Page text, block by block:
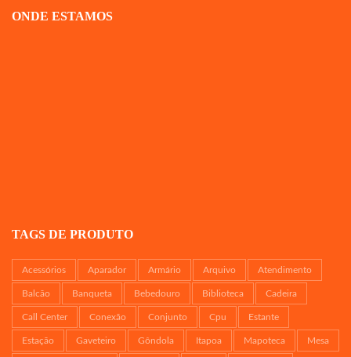
ONDE ESTAMOS
TAGS DE PRODUTO
Acessórios Aparador Armário Arquivo Atendimento
Balcão Banqueta Bebedouro Biblioteca Cadeira
Call Center Conexão Conjunto Cpu Estante
Estação Gaveteiro Gôndola Itapoa Mapoteca Mesa